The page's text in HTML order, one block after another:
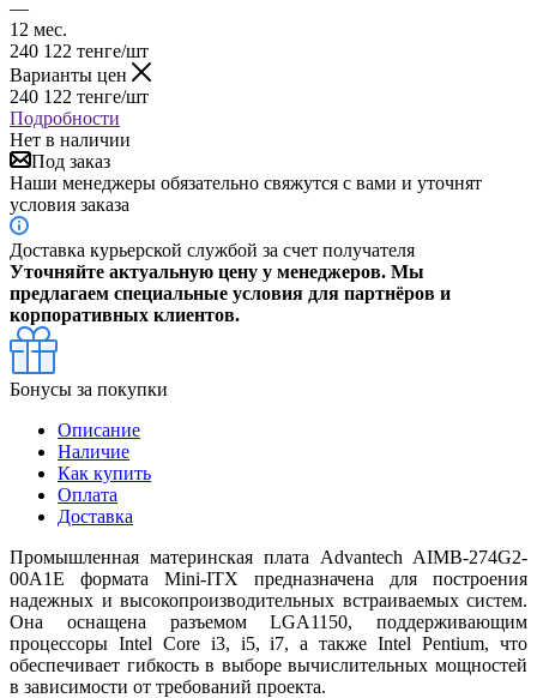
—
12 мес.
240 122 тенге/шт
Варианты цен
240 122 тенге/шт
Подробности
Нет в наличии
Под заказ
Наши менеджеры обязательно свяжутся с вами и уточнят
условия заказа
Доставка курьерской службой за счет получателя
Уточняйте актуальную цену у менеджеров. Мы
предлагаем специальные условия для партнёров и
корпоративных клиентов.
Бонусы за покупки
Описание
Наличие
Как купить
Оплата
Доставка
Промышленная материнская плата Advantech AIMB-274G2-
00A1E формата Mini-ITX предназначена для построения
надежных и высокопроизводительных встраиваемых систем.
Она оснащена разъемом LGA1150, поддерживающим
процессоры Intel Core i3, i5, i7, а также Intel Pentium, что
обеспечивает гибкость в выборе вычислительных мощностей
в зависимости от требований проекта.